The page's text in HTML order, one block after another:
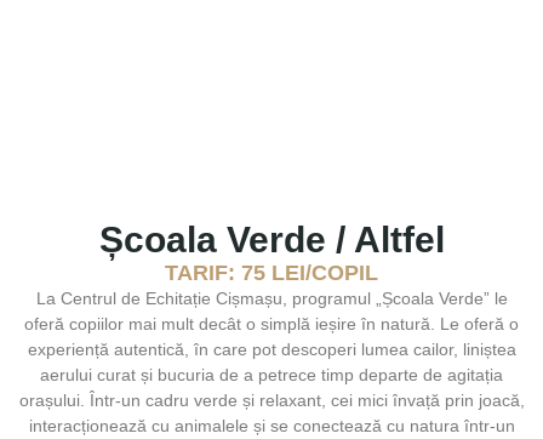
Școala Verde / Altfel
TARIF: 75 LEI/COPIL
La Centrul de Echitație Cișmașu , programul „Școala Verde” le
oferă copiilor mai mult decât o simplă ieșire în natură. Le oferă o
experiență autentică, în care pot descoperi lumea cailor, liniștea
aerului curat și bucuria de a petrece timp departe de agitația
orașului. Într-un cadru verde și relaxant, cei mici învață prin joacă,
interacționează cu animalele și se conectează cu natura într-un